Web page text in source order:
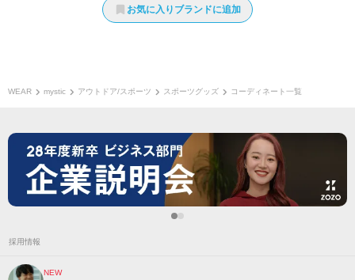
お気に入りブランドに追加
WEAR mystic アウトドア/スポーツ スポーツグッズ コーディネート一覧
採用情報
NEW